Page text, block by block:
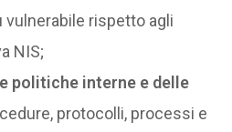
vulnerabile rispetto agli
NIS;
politiche interne e delle
protocolli, processi e